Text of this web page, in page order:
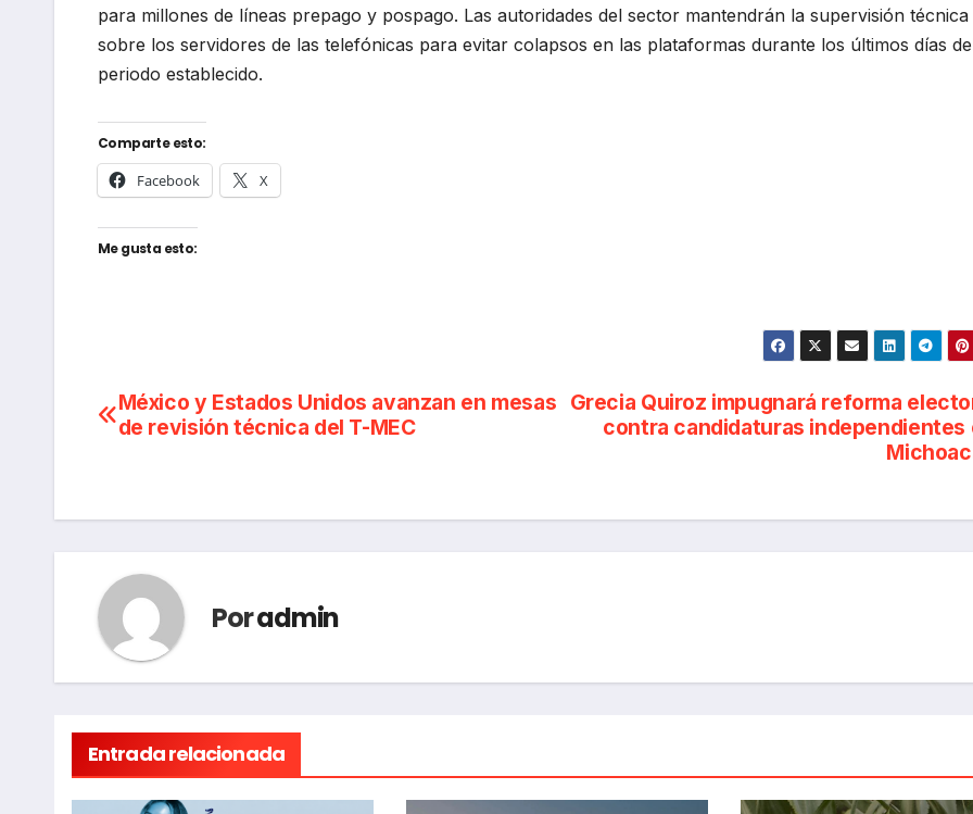
para millones de líneas prepago y pospago. Las autoridades del sector mantendrán la supervisión técnica
sobre los servidores de las telefónicas para evitar colapsos en las plataformas durante los últimos días
periodo establecido.
Comparte esto:
Facebook X
Me gusta esto:
Navegación
Grecia Quiroz impugnará reforma
contra candidaturas independientes
México y Estados Unidos avanzan en mesas
de revisión técnica del T-MEC
Poradmin
Entrada relacionada